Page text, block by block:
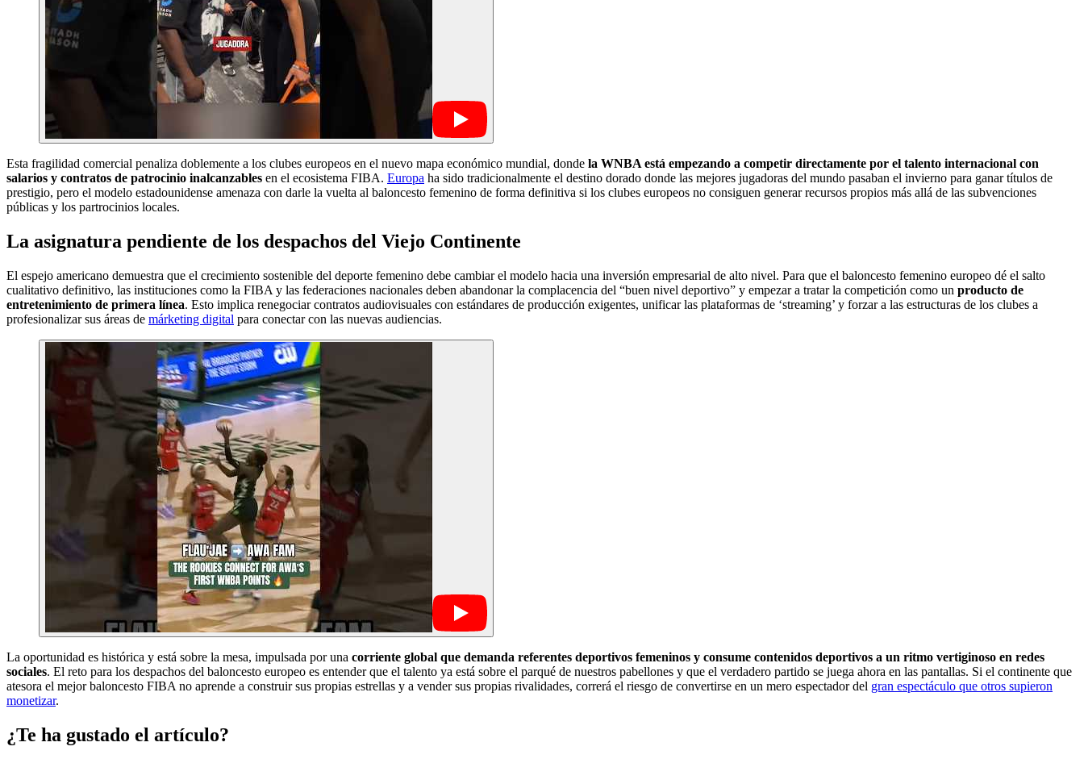
Esta fragilidad comercial penaliza doblemente a los clubes europeos en el nuevo mapa económico mundial, donde la WNBA está empezando a competir directamente por el talento internacional con
salarios y contratos de patrocinio inalcanzables en el ecosistema FIBA. Europa ha sido tradicionalmente el destino dorado donde las mejores jugadoras del mundo pasaban el invierno para ganar títulos de
prestigio, pero el modelo estadounidense amenaza con darle la vuelta al baloncesto femenino de forma definitiva si los clubes europeos no consiguen generar recursos propios más allá de las subvenciones
públicas y los partrocinios locales.
La asignatura pendiente de los despachos del Viejo Continente
El espejo americano demuestra que el crecimiento sostenible del deporte femenino debe cambiar el modelo hacia una inversión empresarial de alto nivel. Para que el baloncesto femenino europeo dé el salto
cualitativo definitivo, las instituciones como la FIBA y las federaciones nacionales deben abandonar la complacencia del “buen nivel deportivo” y empezar a tratar la competición como un producto de
entretenimiento de primera línea. Esto implica renegociar contratos audiovisuales con estándares de producción exigentes, unificar las plataformas de ‘streaming’ y forzar a las estructuras de los clubes a
profesionalizar sus áreas de márketing digital para conectar con las nuevas audiencias.
La oportunidad es histórica y está sobre la mesa, impulsada por una corriente global que demanda referentes deportivos femeninos y consume contenidos deportivos a un ritmo vertiginoso en redes
sociales. El reto para los despachos del baloncesto europeo es entender que el talento ya está sobre el parqué de nuestros pabellones y que el verdadero partido se juega ahora en las pantallas. Si el continente que
atesora el mejor baloncesto FIBA no aprende a construir sus propias estrellas y a vender sus propias rivalidades, correrá el riesgo de convertirse en un mero espectador del gran espectáculo que otros supieron
monetizar.
¿Te ha gustado el artículo?